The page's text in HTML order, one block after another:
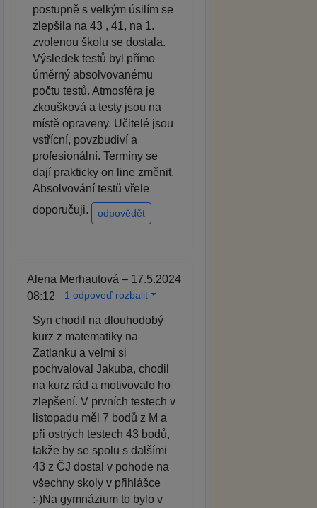
postupně s velkým úsilím se
zlepšila na 43 , 41, na 1.
zvolenou školu se dostala.
Výsledek testů byl přímo
úměrný absolvovanému
počtu testů. Atmosféra je
zkoušková a testy jsou na
místě opraveny. Učitelé jsou
vstřícní, povzbudiví a
profesionální. Termíny se
dají prakticky on line změnit.
Absolvování testů vřele
doporučuji.
odpovědět
Alena Merhautová – 17.5.2024
08:12
1 odpoveď rozbalit
Syn chodil na dlouhodobý
kurz z matematiky na
Zatlanku a velmi si
pochvaloval Jakuba, chodil
na kurz rád a motivovalo ho
zlepšení. V prvních testech v
listopadu měl 7 bodů z M a
při ostrých testech 43 bodů,
takže by se spolu s dalšími
43 z ČJ dostal v pohode na
všechny skoly v přihlášce
:-)Na gymnázium to bylo v